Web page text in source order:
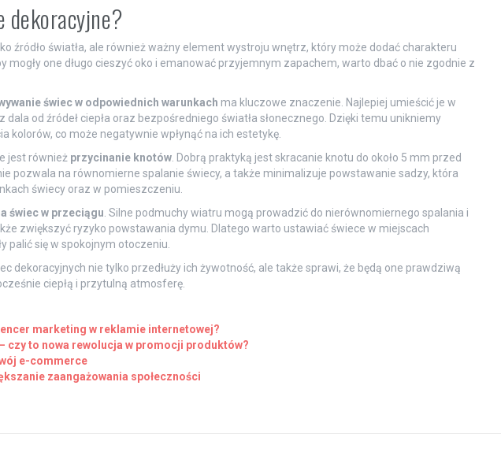
dekoracyjne?
źródło światła, ale również ważny element wystroju wnętrz, który może dodać charakteru
mogły one długo cieszyć oko i emanować przyjemnym zapachem, warto dbać o nie zgodnie z
świec w odpowiednich warunkach ma kluczowe znaczenie. Najlepiej umieścić je w
dala od źródeł ciepła oraz bezpośredniego światła słonecznego. Dzięki temu unikniemy
kolorów, co może negatywnie wpłynąć na ich estetykę.
jest również przycinanie knotów. Dobrą praktyką jest skracanie knotu do około 5 mm przed
pozwala na równomierne spalanie świecy, a także minimalizuje powstawanie sadzy, która
świecy oraz w pomieszczeniu.
świec w przeciągu. Silne podmuchy wiatru mogą prowadzić do nierównomiernego spalania i
zwiększyć ryzyko powstawania dymu. Dlatego warto ustawiać świece w miejscach
palić się w spokojnym otoczeniu.
dekoracyjnych nie tylko przedłuży ich żywotność, ale także sprawi, że będą one prawdziwą
ciepłą i przytulną atmosferę.
marketing w reklamie internetowej?
czy to nowa rewolucja w promocji produktów?
e-commerce
zaangażowania społeczności